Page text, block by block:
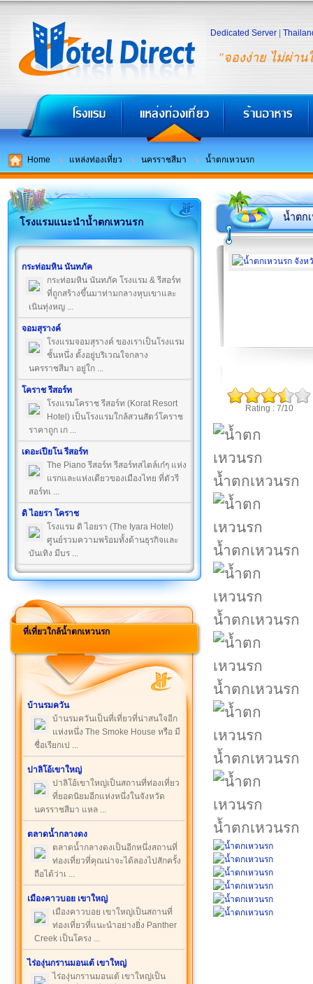
"จองง่าย ไม่ผ่าน
Dedicated Server
Home แหล่งท่องเที่ยว นครราชสีมา น้ำตกเหวนรก
โรงแรมแนะนำน้ำตกเหวนรก
กระท่อมหิน นันทภัค
กระท่อมหิน นันทภัค โรงแรม & รีสอร์ท
ที่ถูกสร้างขึ้นมาท่ามกลางหุบเขาและ
เนินทุ่งหญ ...
จอมสุรางค์
โรงแรมจอมสุรางค์ ของเราเป็นโรงแรม
ชั้นหนึ่ง ตั้งอยู่บริเวณใจกลาง
นครราชสีมา อยู่ใก ...
โคราช รีสอร์ท
โรงแรมโคราช รีสอร์ท (Korat Resort
Hotel) เป็นโรงแรมใกล้สวนสัตว์โคราช
ราคาถูก เก ...
เดอะเปียโน รีสอร์ท
The Piano รีสอร์ท รีสอร์ทสไตล์เก๋ๆ แห่ง
แรกและแห่งเดียวของเมืองไทย ที่ตัวรี
สอร์ทเ ...
ดิ ไอยรา โคราช
โรงแรม ดิ ไอยรา (The Iyara Hotel)
ศูนย์รวมความพร้อมทั้งด้านธุรกิจและ
บันเทิง มีบร ...
ที่เที่ยวใกล้น้ำตกเหวนรก
บ้านรมควัน
บ้านรมควันเป็นที่เที่ยวที่น่าสนใจอีก
แห่งหนึ่ง The Smoke House หรือ มี
ชื่อเรียกเป ...
ปาลิโอ้เขาใหญ่
ปาลิโอ้เขาใหญ่เป็นสถานที่ท่องเที่ยว
ที่ยอดนิยมอีกแห่งหนึ่งในจังหวัด
นครราชสีมา แหล ...
ตลาดน้ำกลางดง
ตลาดน้ำกลางดงเป็นอีกหนึ่งสถานที่
ท่องเที่ยวที่คุณน่าจะได้ลองไปสักครั้ง
ถือได้ว่าเ ...
เมืองคาวบอย เขาใหญ่
เมืองคาวบอย เขาใหญ่เป็นสถานที่
ท่องเที่ยวที่แนะนำอย่างยิ่ง Panther
Creek เป็นโครง ...
ไร่องุ่นกรานมอนเต้ เขาใหญ่
ไร่องุ่นกรานมอนเต้ เขาใหญ่เป็น
น้ำตก
Rating : 7/10
น้ำตกเหวนรก
น้ำตกเหวนรก
น้ำตกเหวนรก
น้ำตกเหวนรก
น้ำตกเหวนรก
น้ำตกเหวนรก